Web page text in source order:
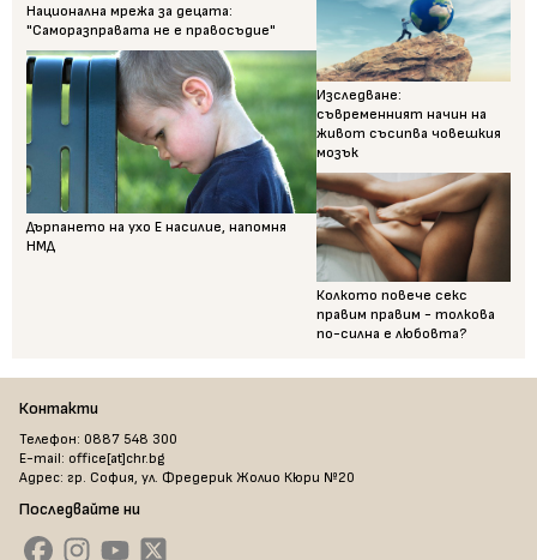
Национална мрежа за децата:
"Саморазправата не е правосъдие"
Дърпането на ухо Е насилие, напомня
НМД
Изследване:
съвременният начин на
живот съсипва човешкия
мозък
Колкото повече секс
правим правим - толкова
по-силна е любовта?
Контакти
Телефон: 0887 548 300
E-mail: office[at]chr.bg
Адрес: гр. София, ул. Фредерик Жолио Кюри №20
Последвайте ни